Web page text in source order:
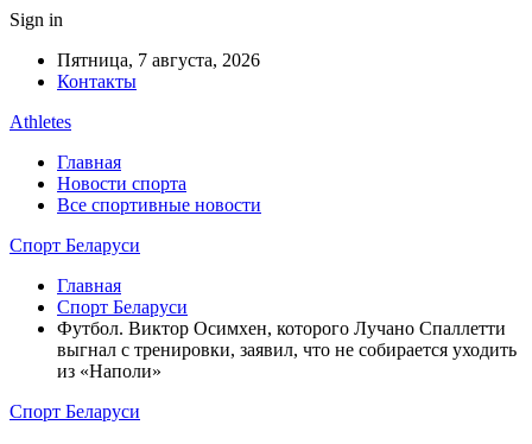
Sign in
Пятница, 7 августа, 2026
Контакты
Athletes
Главная
Новости спорта
Все спортивные новости
Спорт Беларуси
Главная
Спорт Беларуси
Футбол. Виктор Осимхен, которого Лучано Спаллетти
выгнал с тренировки, заявил, что не собирается уходить
из «Наполи»
Спорт Беларуси